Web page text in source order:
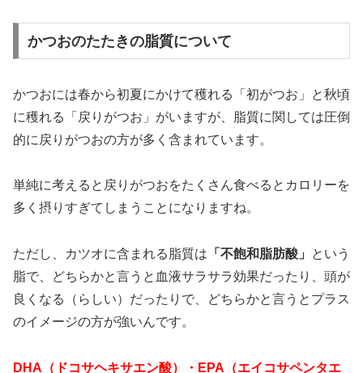
かつおのたたきの脂質について
かつおには春から初夏にかけて穫れる「初がつお」と秋頃
に穫れる「戻りがつお」がいますが、脂質に関しては圧倒
的に戻りがつおの方が多く含まれています。
単純に考えると戻りがつおをたくさん食べるとカロリーを
多く摂りすぎてしまうことになりますね。
ただし、カツオに含まれる脂質は 「不飽和脂肪酸」
という
脂で、どちらかと言うと血液サラサラ効果だったり、頭が
良くなる（らしい）だったりで、どちらかと言うとプラス
のイメージの方が強いんです。
DHA（ドコサヘキサエン酸）・EPA（エイコサペンタエ